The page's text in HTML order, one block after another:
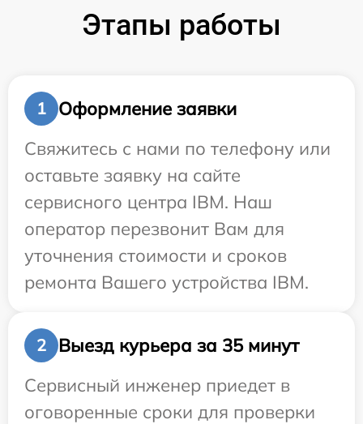
Этапы работы
1
Оформление заявки
Свяжитесь с нами по телефону или
оставьте заявку на сайте
сервисного центра IBM. Наш
оператор перезвонит Вам для
уточнения стоимости и сроков
ремонта Вашего устройства IBM.
2
Выезд курьера за 35 минут
Сервисный инженер приедет в
оговоренные сроки для проверки